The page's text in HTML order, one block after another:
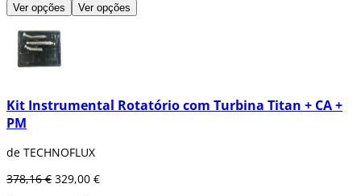
Ver opções Ver opções
Kit Instrumental Rotatório com Turbina Titan + CA +
PM
de TECHNOFLUX
378,16 € 329,00 €